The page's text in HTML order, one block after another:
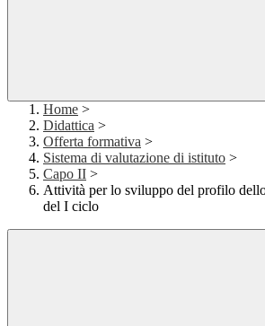
Home >
Didattica >
Offerta formativa >
Sistema di valutazione di istituto >
Capo II >
Attività per lo sviluppo del profilo
del I ciclo